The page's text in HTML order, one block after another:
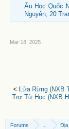
Ấu Học Quốc
Nguyên, 20
Mar 18, 2025
< Lửa Rừng (NXB
Trợ Từ Học (NXB
Forums Địa